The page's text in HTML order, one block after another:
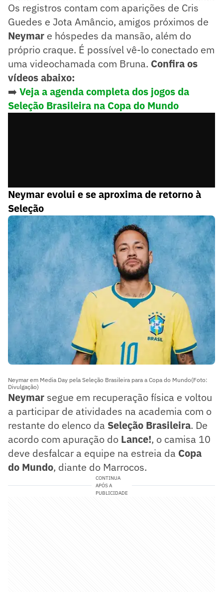
Os registros contam com aparições de Cris
Guedes e Jota Amâncio, amigos próximos de
Neymar e hóspedes da mansão, além do
próprio craque. É possível vê-lo conectado em
uma videochamada com Bruna. Confira os
vídeos abaixo:
➡️ Veja a agenda completa dos jogos da
Seleção Brasileira na Copa do Mundo
Neymar evolui e se aproxima de retorno à
Seleção
Neymar em Media Day pela Seleção Brasileira para a Copa do Mundo(Foto:
Divulgação)
Neymar segue em recuperação física e voltou
a participar de atividades na academia com o
restante do elenco da Seleção Brasileira. De
acordo com apuração do Lance!, o camisa 10
deve desfalcar a equipe na estreia da Copa
do Mundo, diante do Marrocos.
CONTINUA
APÓS A
PUBLICIDADE